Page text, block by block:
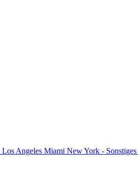
Los Angeles Miami New York - Sonstiges